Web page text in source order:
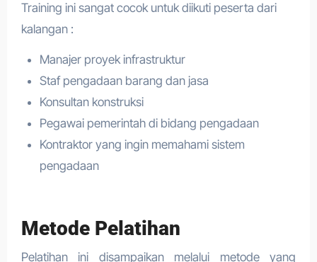
Training ini sangat cocok untuk diikuti peserta dari
kalangan :
Manajer proyek infrastruktur
Staf pengadaan barang dan jasa
Konsultan konstruksi
Pegawai pemerintah di bidang pengadaan
Kontraktor yang ingin memahami sistem
pengadaan
Metode Pelatihan
Pelatihan ini disampaikan melalui metode yang